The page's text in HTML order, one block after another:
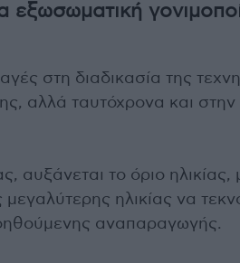
εξωσωματική
στη διαδικασία της
αλλά ταυτόχρονα και στην
αυξάνεται το όριο
ηλικίας να
αναπαραγωγής.